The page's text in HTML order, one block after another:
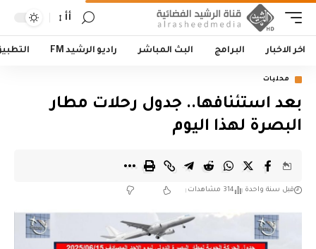
أأ
اخر الاخبار البرامج البث المباشر راديو الرشيد FM
محليات
بعد استئنافها.. جدول رحلات مطار
البصرة لهذا اليوم
قبل سنة واحدة 314 مشاهدات